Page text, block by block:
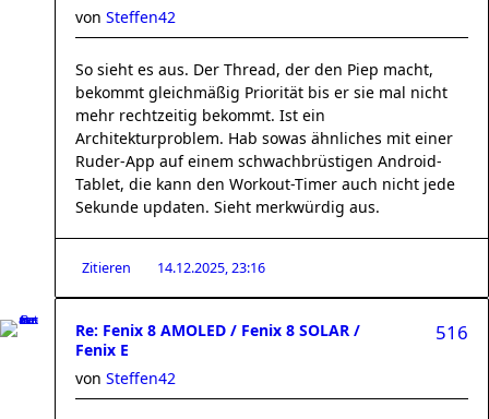
von Steffen42
So sieht es aus. Der Thread, der den Piep macht,
bekommt gleichmäßig Priorität bis er sie mal nicht
mehr rechtzeitig bekommt. Ist ein
Architekturproblem. Hab sowas ähnliches mit einer
Ruder-App auf einem schwachbrüstigen Android-
Tablet, die kann den Workout-Timer auch nicht jede
Sekunde updaten. Sieht merkwürdig aus.
Zitieren 14.12.2025, 23:16
Re: Fenix 8 AMOLED / Fenix 8 SOLAR /
Fenix E
516
von Steffen42